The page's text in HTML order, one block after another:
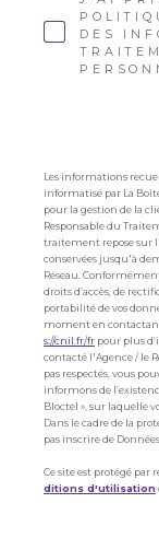
DES
Les informations
informatisé par La
pour la gestion de la
Responsable du
traitement repose sur
conservées jusqu'à
Réseau.
droits d’accès, de
portabilité de vos
moment en contactant
s://cnil.fr/fr pour plus
contacté l'Agence / le
pas respectés, vous
informons de
Bloctel », sur laquelle
Dans le cadre de la
pas inscrire de
Ce site est protégé par
ditions d'utilisation